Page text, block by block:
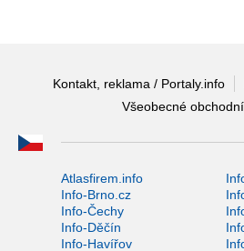
Kontakt, reklama / Portaly.info
Všeobecné
Atlasfirem.info
Info-Brno.cz
Info-Čechy
Info-Děčín
Info-Havířov